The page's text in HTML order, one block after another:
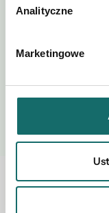
Analityczne
Marketingowe
Zobacz